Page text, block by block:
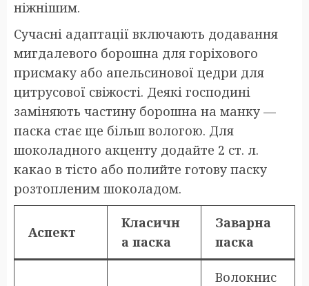
ніжнішим.
Сучасні адаптації включають додавання
мигдалевого борошна для горіхового
присмаку або апельсинової цедри для
цитрусової свіжості. Деякі господині
заміняють частину борошна на манку —
паска стає ще більш вологою. Для
шоколадного акценту додайте 2 ст. л.
какао в тісто або полийте готову паску
розтопленим шоколадом.
Аспект
Класичн
а паска
Заварна
паска
Волокнис